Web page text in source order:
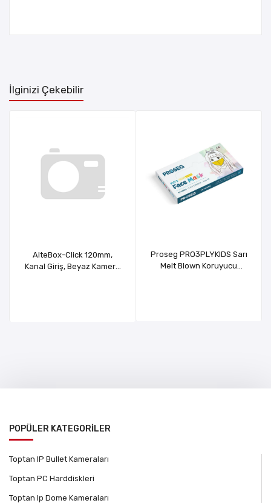
İlginizi Çekebilir
AlteBox-Click 120mm,
Kanal Giriş, Beyaz Kamera
Proseg PRO3PLYKIDS Sarı
Melt Blown Koruyucu
POPÜLER KATEGORİLER
Toptan IP Bullet Kameraları
Toptan PC Harddiskleri
Toptan Ip Dome Kameraları